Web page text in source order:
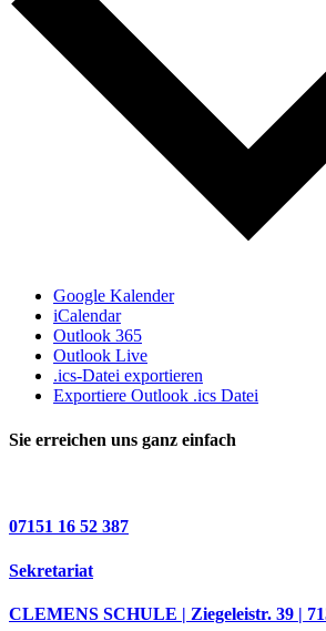
Google Kalender
iCalendar
Outlook 365
Outlook Live
.ics-Datei exportieren
Exportiere Outlook .ics Datei
Sie erreichen uns ganz einfach
07151 16 52 387
Sekretariat
CLEMENS SCHULE | Ziegeleistr. 39 |